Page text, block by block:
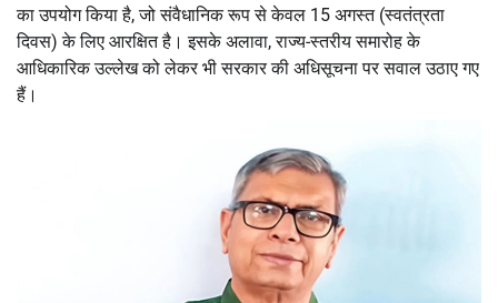
का उपयोग किया है, जो संवैधानिक रूप से केवल 15 अगस्त (स्वतंत्रता
दिवस) के लिए आरक्षित है। इसके अलावा, राज्य-स्तरीय समारोह के
आधिकारिक उल्लेख को लेकर भी सरकार की अधिसूचना पर सवाल उठाए गए
हैं।